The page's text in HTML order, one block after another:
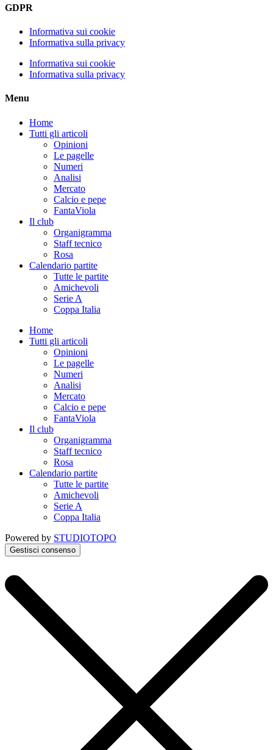
GDPR
Informativa sui cookie
Informativa sulla privacy
Informativa sui cookie
Informativa sulla privacy
Menu
Home
Tutti gli articoli
Opinioni
Le pagelle
Numeri
Analisi
Mercato
Calcio e pepe
FantaViola
Il club
Organigramma
Staff tecnico
Rosa
Calendario partite
Tutte le partite
Amichevoli
Serie A
Coppa Italia
Home
Tutti gli articoli
Opinioni
Le pagelle
Numeri
Analisi
Mercato
Calcio e pepe
FantaViola
Il club
Organigramma
Staff tecnico
Rosa
Calendario partite
Tutte le partite
Amichevoli
Serie A
Coppa Italia
Powered by STUDIOTOPO
Gestisci consenso